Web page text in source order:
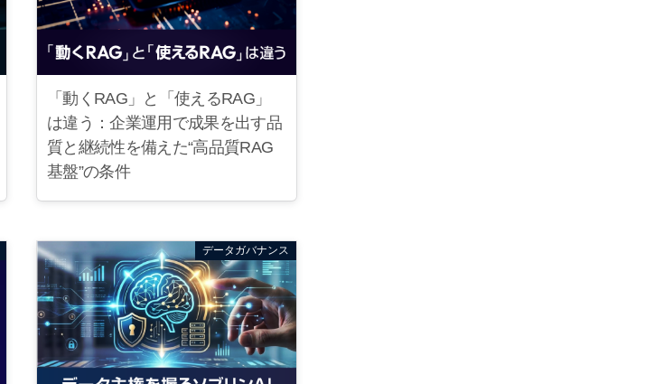
「動くRAG」と「使えるRAG」
は違う：企業運用で成果を出す品
質と継続性を備えた“高品質RAG
基盤”の条件
データガバナンス